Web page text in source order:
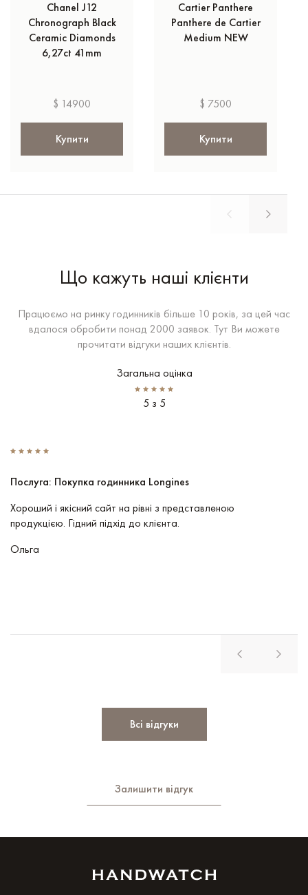
Chanel J12
Chronograph Black
Ceramic Diamonds
6,27ct 41mm
$ 14900
Купити
Cartier Panthere
Panthere de Cartier
Medium NEW
$ 7500
Купити
Що кажуть наші клієнти
Працюємо на ринку годинників більше 10 років, за цей час
вдалося обробити понад 2000 заявок. Тут Ви можете
прочитати відгуки наших клієнтів.
Загальна оцінка
5 з 5
Послуга: Покупка годинника Longines
Хороший і якісний сайт на рівні з представленою
продукцією. Гідний підхід до клієнта.
Ольга
Всі відгуки
Залишити відгук